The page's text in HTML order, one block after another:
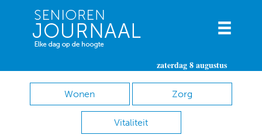
zaterdag 8 augustus
Wonen Zorg
Vitaliteit